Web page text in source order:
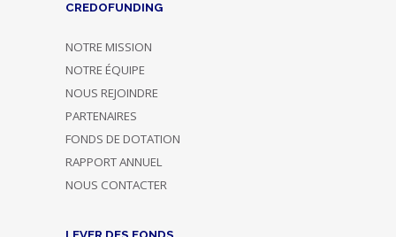
CREDOFUNDING
NOTRE MISSION
NOTRE ÉQUIPE
NOUS REJOINDRE
PARTENAIRES
FONDS DE DOTATION
RAPPORT ANNUEL
NOUS CONTACTER